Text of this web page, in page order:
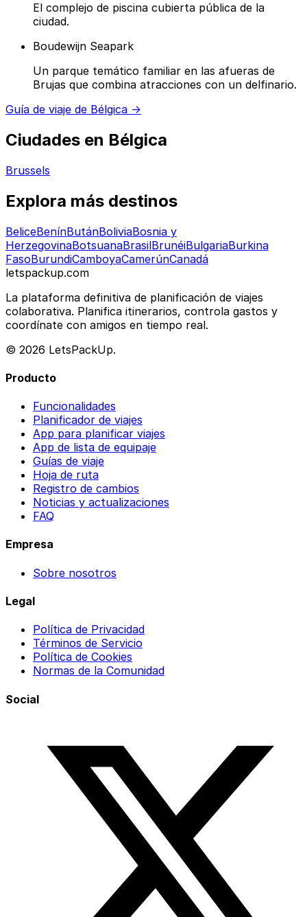
El complejo de piscina cubierta pública de la
ciudad.
Boudewijn Seapark
Un parque temático familiar en las afueras de
Brujas que combina atracciones con un delfinario.
Guía de viaje de Bélgica →
Ciudades en Bélgica
Brussels
Explora más destinos
BeliceBenínButánBoliviaBosnia y
HerzegovinaBotsuanaBrasilBrunéiBulgariaBurkina
FasoBurundiCamboyaCamerúnCanadá
letspackup.com
La plataforma definitiva de planificación de viajes
colaborativa. Planifica itinerarios, controla gastos y
coordínate con amigos en tiempo real.
© 2026 LetsPackUp.
Producto
Funcionalidades
Planificador de viajes
App para planificar viajes
App de lista de equipaje
Guías de viaje
Hoja de ruta
Registro de cambios
Noticias y actualizaciones
FAQ
Empresa
Sobre nosotros
Legal
Política de Privacidad
Términos de Servicio
Política de Cookies
Normas de la Comunidad
Social